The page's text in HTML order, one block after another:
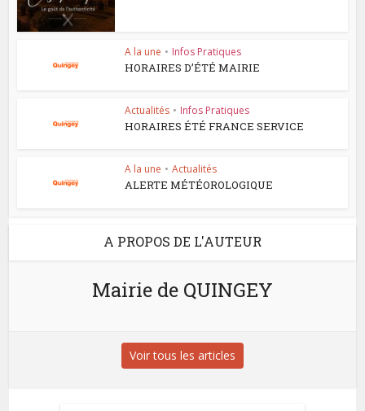
A la une • Infos Pratiques
HORAIRES D’ÉTÉ MAIRIE
Actualités • Infos Pratiques
HORAIRES ÉTÉ FRANCE SERVICE
A la une • Actualités
ALERTE MÉTÉOROLOGIQUE
A PROPOS DE L'AUTEUR
Mairie de QUINGEY
Voir tous les articles